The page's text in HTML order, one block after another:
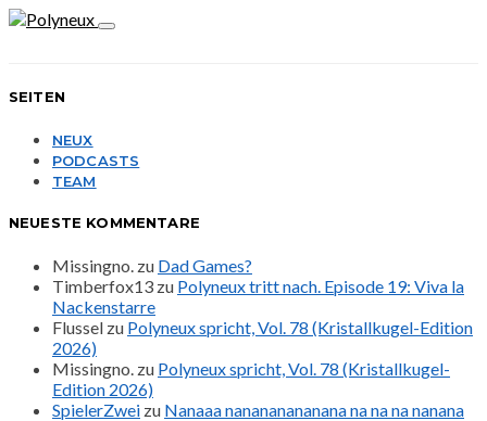
SEITEN
NEUX
PODCASTS
TEAM
NEUESTE KOMMENTARE
Missingno. zu Dad Games?
Timberfox13 zu Polyneux tritt nach. Episode 19: Viva la
Nackenstarre
Flussel zu Polyneux spricht, Vol. 78 (Kristallkugel-Edition
2026)
Missingno. zu Polyneux spricht, Vol. 78 (Kristallkugel-
Edition 2026)
SpielerZwei zu Nanaaa nanananananana na na na nanana